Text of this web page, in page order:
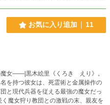
お気に入り追加 11
魔女――|黒木絵里《くろき えり》。
名を持つ彼女は、死霊術と金属操作の
と現代兵器を従える最強の魔女だっ